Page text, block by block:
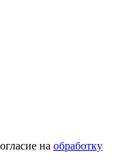
на обработку